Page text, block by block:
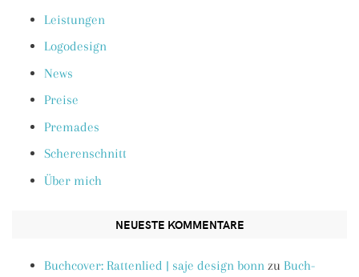
Leistungen
Logodesign
News
Preise
Premades
Scherenschnitt
Über mich
NEUESTE KOMMENTARE
Buchcover: Rattenlied | saje design bonn zu Buch-